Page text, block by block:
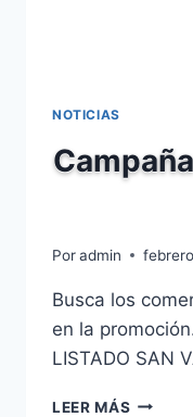
NOTICIAS
Poradmin
Busca los
en la
LISTADO SAN
LEER MÁS